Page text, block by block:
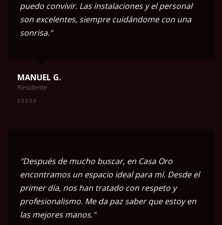
puedo convivir. Las instalaciones y el personal
son excelentes, siempre cuidándome con una
sonrisa."
MANUEL G.
Residente
"Después de mucho buscar, en Casa Oro
encontramos un espacio ideal para mí. Desde el
primer día, nos han tratado con respeto y
profesionalismo. Me da paz saber que estoy en
las mejores manos."